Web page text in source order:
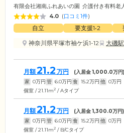
有限会社湘南ふれあいの園 介護付き有料老
4.0 (口コミ1件)
自立 要支援1•2
神奈川県平塚市袖ケ浜1-12
大磯駅
月額21.2 万円 (入居金1,000.0万
家 0万円 管 6.0万円 食 15.2万円 他 0万円
個室 / 21.11m2 / Aタイプ
月額21.2 万円 (入居金1,300.0万円
家 0万円 管 6.0万円 食 15.2万円 他 0万円
個室 / 21.11m2 / B/Cタイプ